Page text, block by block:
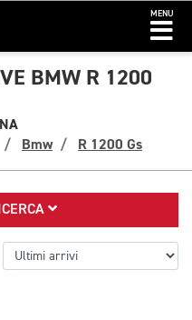
MENU
BMW R 1200
Bmw R 1200 Gs